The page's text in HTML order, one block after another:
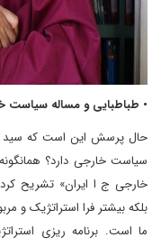
• طباطبایی و مساله سیاست
حال پرسش این است که سید
سیاست خارجی دارد؟
خارجی ج ا ایران» تشریح
بلکه بیشتر فرا استراتژیک و
ما است. برنامه ریزی